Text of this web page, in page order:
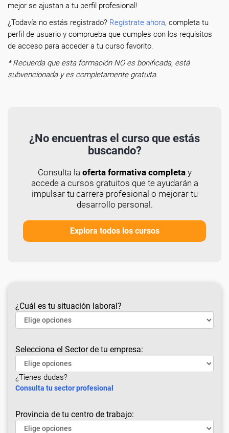
mejor se ajustan a tu perfil profesional!
¿Todavía no estás registrado? Regístrate ahora, completa tu
perfil de usuario y comprueba que cumples con los requisitos
de acceso para acceder a tu curso favorito.
* Recuerda que esta formación NO es bonificada, está
subvencionada y es completamente gratuita.
¿No encuentras el curso que estás
buscando?
Consulta la oferta formativa completay
accede a cursos gratuitos que te ayudarán a
impulsar tu carrera profesional o mejorar tu
desarrollo personal.
Explora todos los cursos
¿Cuál es tu situación laboral?
Selecciona el Sector de tu empresa:
¿Tienes dudas?
Consulta tu sector profesional
Provincia de tu centro de trabajo: